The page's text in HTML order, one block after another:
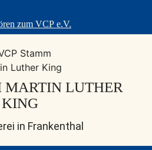
zum VCP e.V.
MARTIN LUTHER
KING
in Frankenthal